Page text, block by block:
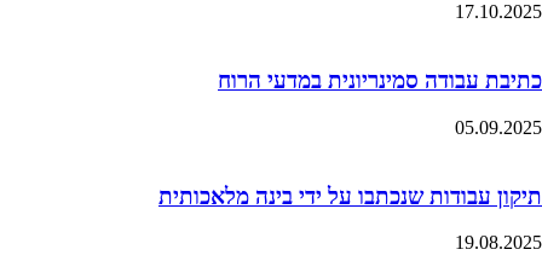
17.10.2025
כתיבת עבודה סמינריונית במדעי הרוח
05.09.2025
תיקון עבודות שנכתבו על ידי בינה מלאכותית
19.08.2025